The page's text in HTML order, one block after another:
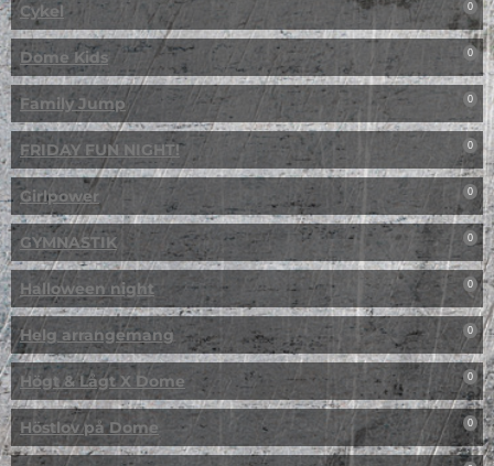
Cykel 0
Dome Kids 0
Family Jump 0
FRIDAY FUN NIGHT! 0
Girlpower 0
GYMNASTIK 0
Halloween night 0
Helg arrangemang 0
Högt & Lågt X Dome 0
Höstlov på Dome 0